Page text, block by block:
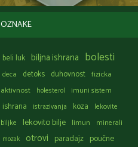
OZNAKE
beli luk biljna ishrana bolesti
deca detoks duhovnost fizicka
aktivnost holesterol imuni sistem
ishrana istrazivanja koza
lekovite
biljke
lekovito bilje limun minerali
mozak otrovi paradajz poučne